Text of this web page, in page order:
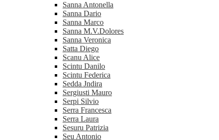
Sanna Antonella
Sanna Dario
Sanna Marco
Sanna M.V.Dolores
Sanna Veronica
Satta Diego
Scanu Alice
Scintu Danilo
Scintu Federica
Sedda Jndira
Sergiusti Mauro
Serpi Silvio
Serra Francesca
Serra Laura
Sesuru Patrizia
Seu Antonio